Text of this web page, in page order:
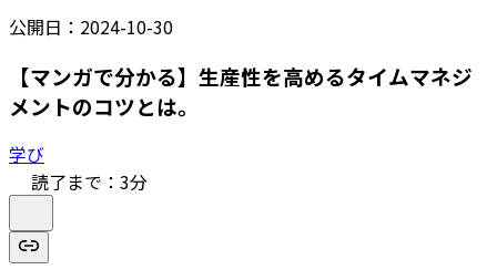
公開日： 2024-10-30
【マンガで分かる】生産性を高めるタイムマネジ
メントのコツとは。
学び
読了まで： 3分